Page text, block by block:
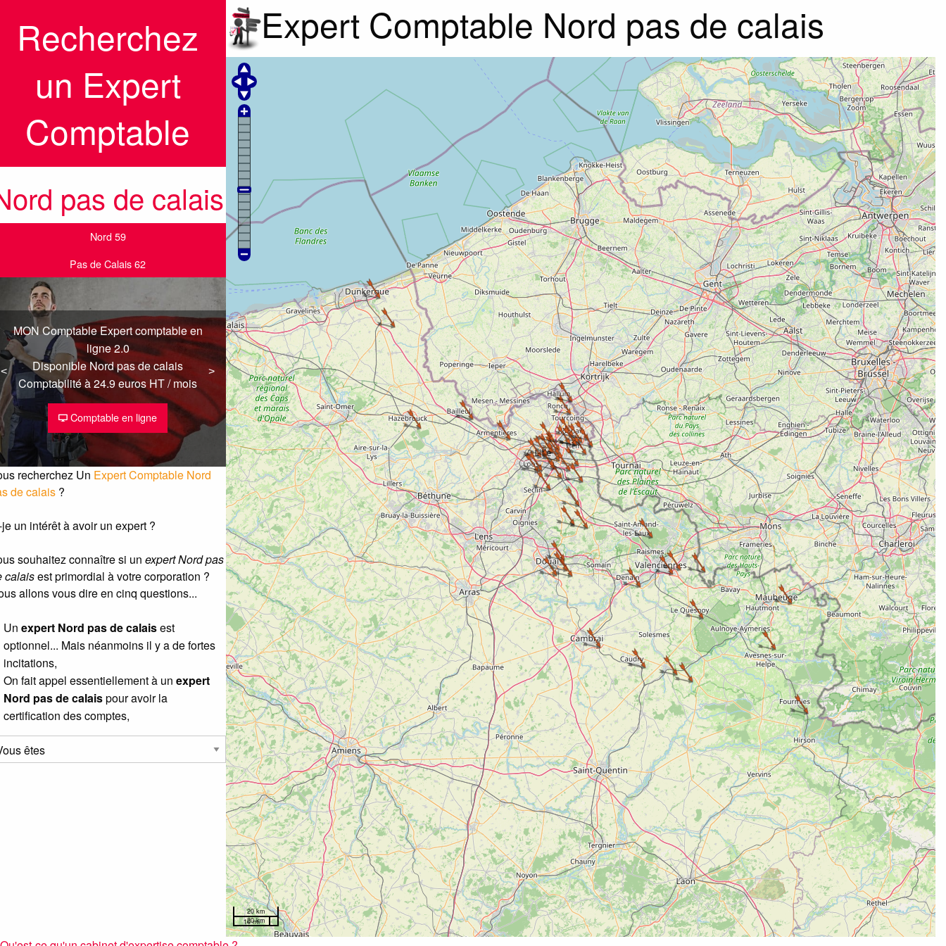
Recherchez
un Expert
Comptable
pas de calais
Nord 59
Pas de Calais 62
<
< >
>
MON Comptable Expert comptable en
ligne 2.0
Disponible Nord pas de calais
Comptabilité à 24.9 euros HT / mois
Comptable en ligne
recherchez Un Expert Comptable Nord
de calais ?
un intérêt à avoir un expert ?
souhaitez connaître si un expert Nord pas
calaisest primordial à votre corporation ?
allons vous dire en cinq questions...
Un expert Nord pas de calaisest
optionnel... Mais néanmoins il y a de fortes
incitations,
On fait appel essentiellement à un expert
Nord pas de calaispour avoir la
certification des comptes,
Expert Comptable Nord pas de calais
20 km
10 mi
20 km